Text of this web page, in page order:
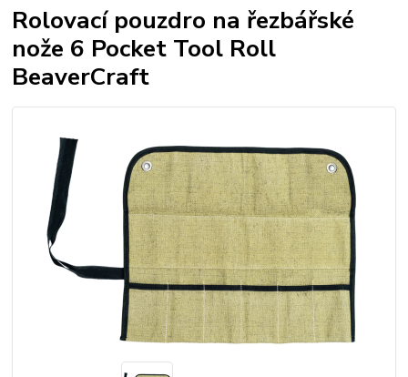
Rolovací pouzdro na řezbářské
nože 6 Pocket Tool Roll
BeaverCraft